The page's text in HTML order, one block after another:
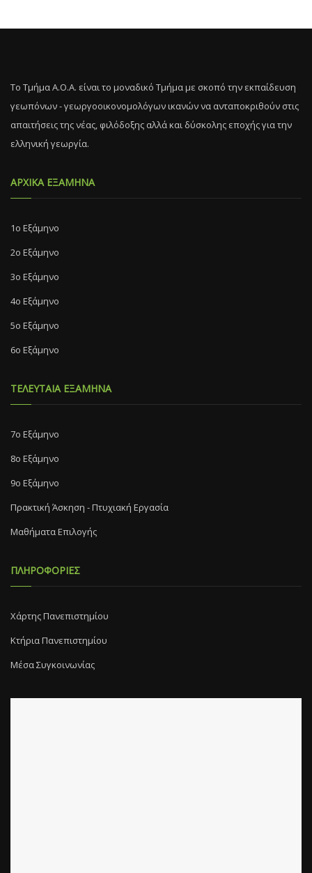
Το Τμήμα Α.Ο.Α. είναι το μοναδικό Τμήμα με σκοπό την εκπαίδευση
γεωπόνων - γεωργοοικονομολόγων ικανών να ανταποκριθούν στις
απαιτήσεις της νέας, φιλόδοξης αλλά και δύσκολης εποχής για την
ελληνική γεωργία.
ΑΡΧΙΚΑ ΕΞΑΜΗΝΑ
1ο Εξάμηνο
2ο Εξάμηνο
3ο Εξάμηνο
4ο Εξάμηνο
5ο Εξάμηνο
6ο Εξάμηνο
ΤΕΛΕΥΤΑΙΑ ΕΞΑΜΗΝΑ
7o Eξάμηνο
8o Eξάμηνο
9ο Εξάμηνο
Πρακτική Άσκηση - Πτυχιακή Εργασία
Μαθήματα Επιλογής
ΠΛΗΡΟΦΟΡΙΕΣ
Χάρτης Πανεπιστημίου
Κτήρια Πανεπιστημίου
Μέσα Συγκοινωνίας